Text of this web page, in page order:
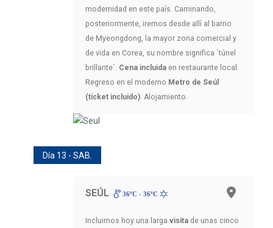
modernidad en este país. Caminando,
posteriormente, iremos desde allí al barrio
de Myeongdong, la mayor zona comercial y
de vida en Corea, su nombre significa ´túnel
brillante´. Cena incluida en restaurante local.
Regreso en el moderno Metro de Seúl
(ticket incluido). Alojamiento.
Día 13 - SAB.
SEÚL 36ºC - 36ºC
Incluimos hoy una larga visita de unas cinco